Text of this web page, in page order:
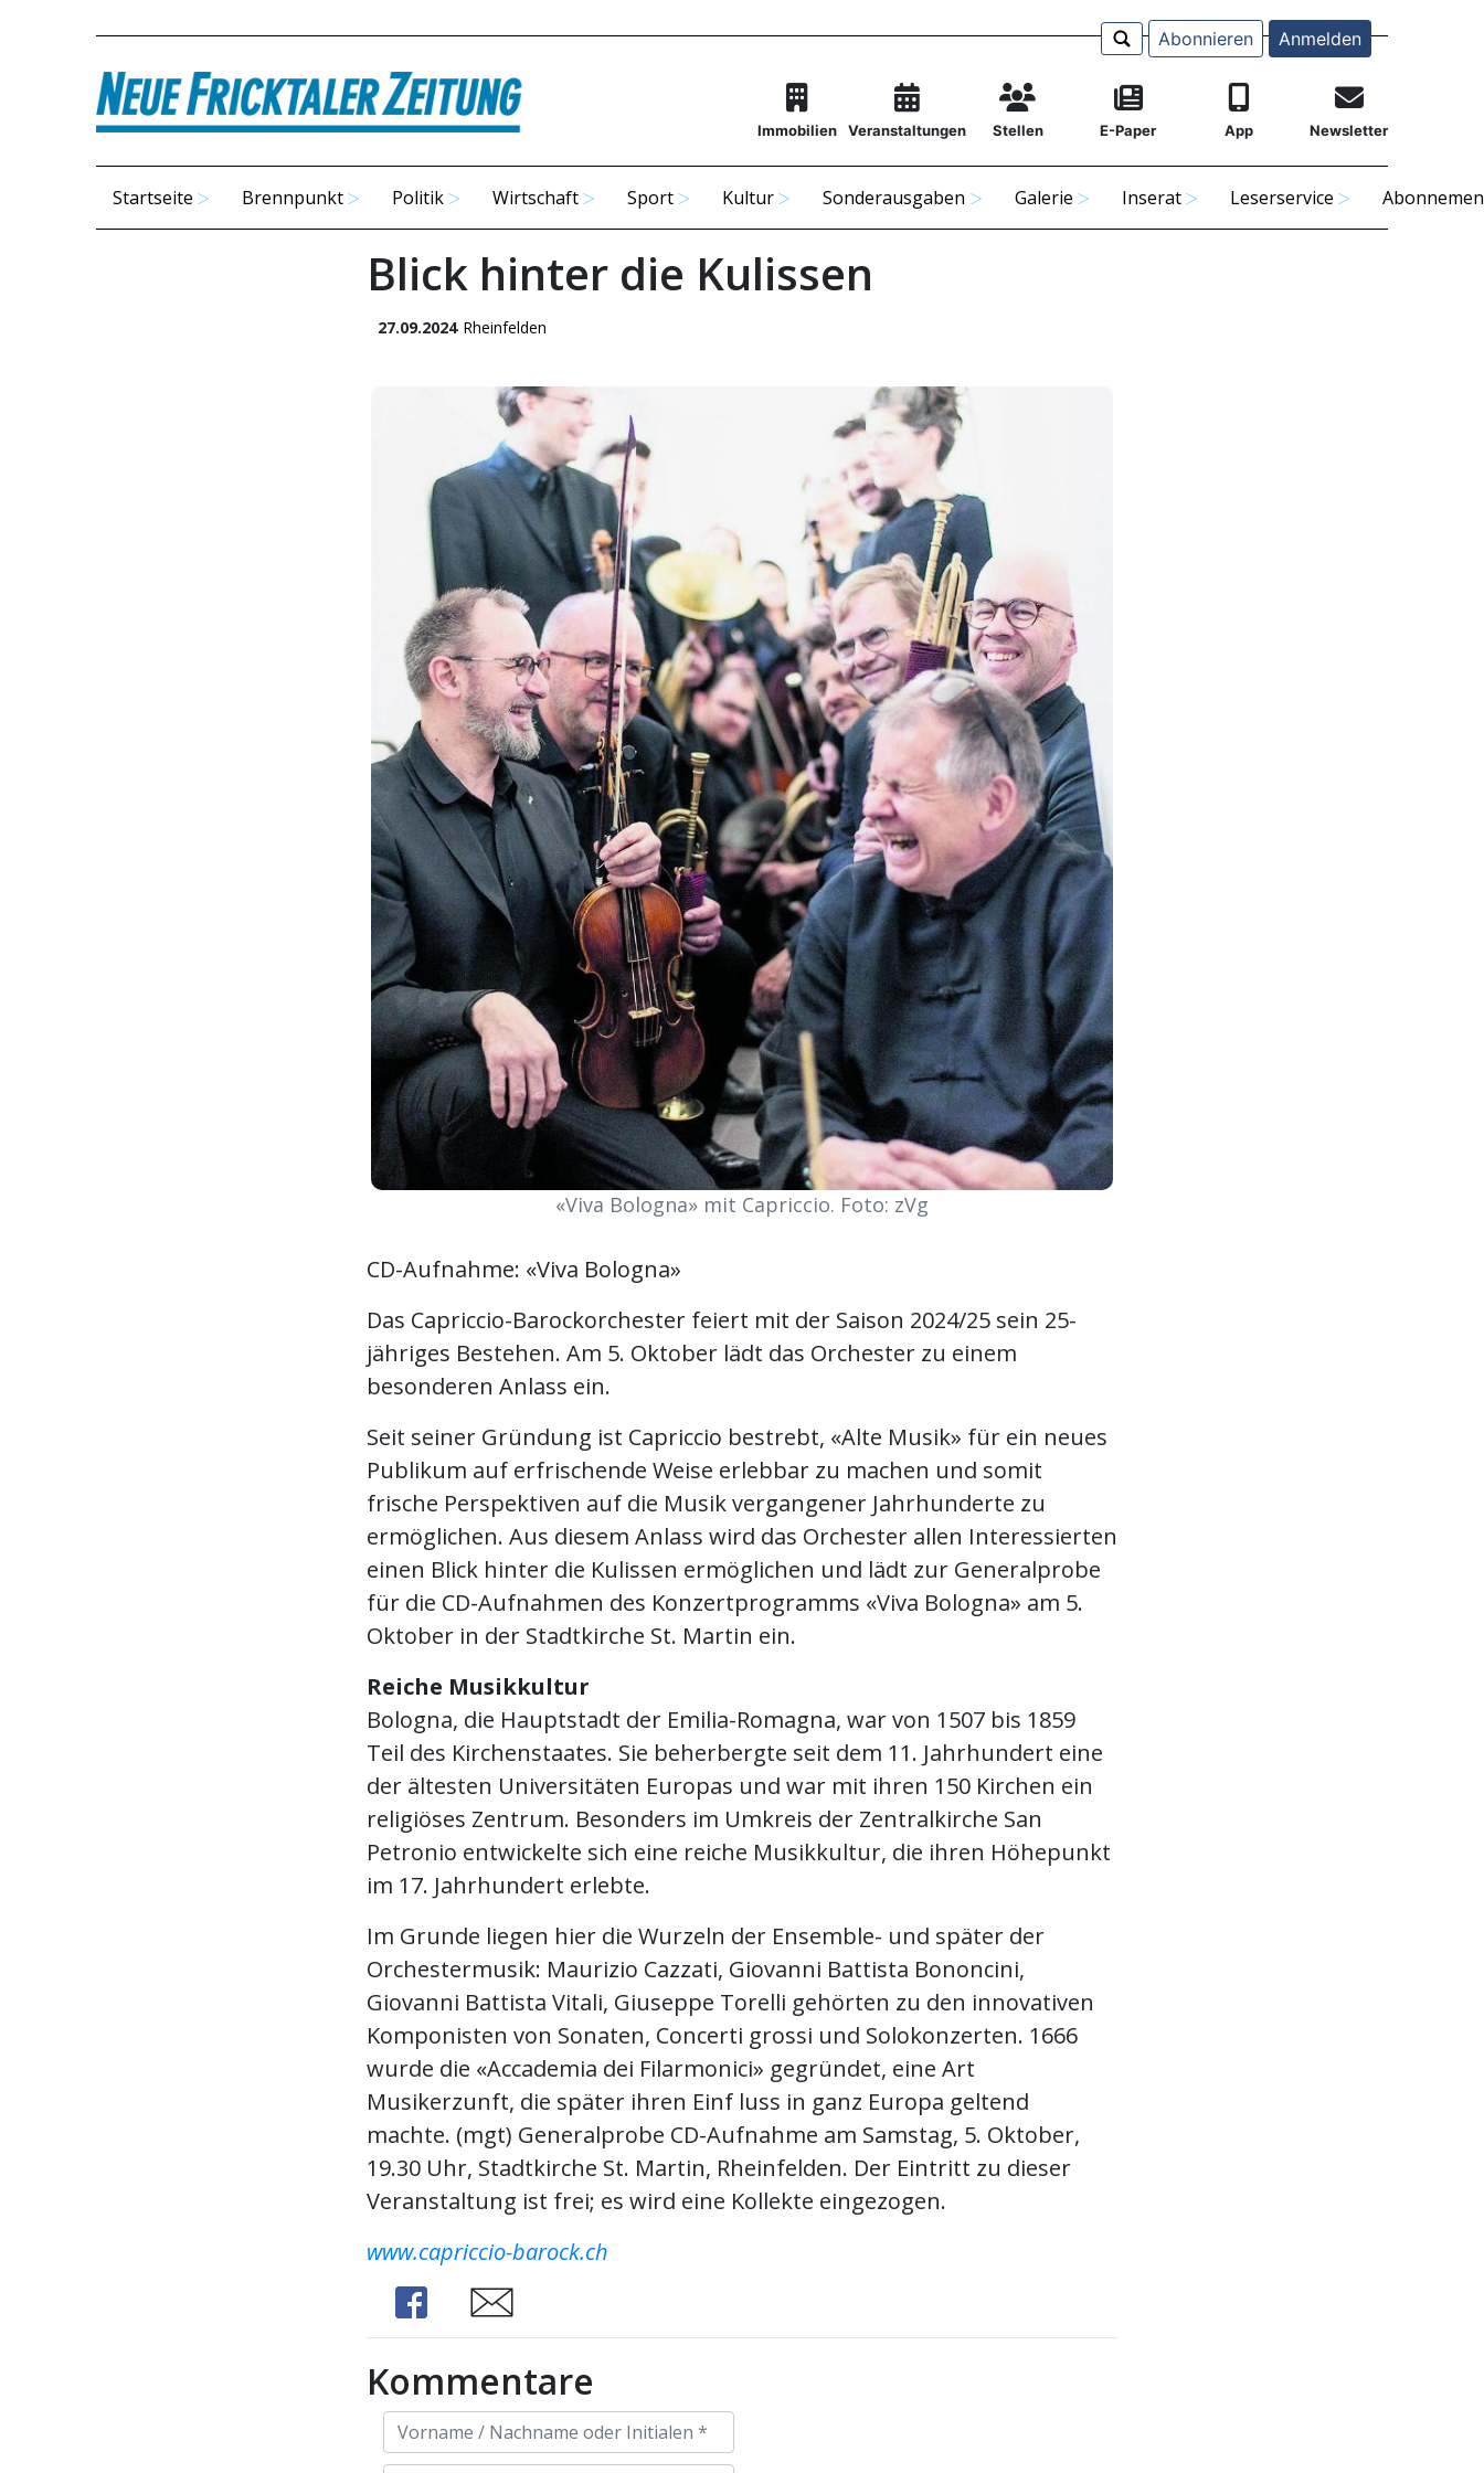
Abonnieren Anmelden
Immobilien Veranstaltungen Stellen E-Paper App Newsletter
Startseite Brennpunkt Politik Wirtschaft Sport Kultur Sonderausgaben Galerie Inserat Leserservice
Blick hinter die Kulissen
27.09.2024 Rheinfelden
«Viva Bologna» mit Capriccio. Foto: zVg
CD-Aufnahme: «Viva Bologna»
Das Capriccio-Barockorchester feiert mit der Saison 2024/25 sein 25-
jähriges Bestehen. Am 5. Oktober lädt das Orchester zu einem
besonderen Anlass ein.
Seit seiner Gründung ist Capriccio bestrebt, «Alte Musik» für ein neues
Publikum auf erfrischende Weise erlebbar zu machen und somit
frische Perspektiven auf die Musik vergangener Jahrhunderte zu
ermöglichen. Aus diesem Anlass wird das Orchester allen Interessierten
einen Blick hinter die Kulissen ermöglichen und lädt zur Generalprobe
für die CD-Aufnahmen des Konzertprogramms «Viva Bologna» am 5.
Oktober in der Stadtkirche St. Martin ein.
Reiche Musikkultur
Bologna, die Hauptstadt der Emilia-Romagna, war von 1507 bis 1859
Teil des Kirchenstaates. Sie beherbergte seit dem 11. Jahrhundert eine
der ältesten Universitäten Europas und war mit ihren 150 Kirchen ein
religiöses Zentrum. Besonders im Umkreis der Zentralkirche San
Petronio entwickelte sich eine reiche Musikkultur, die ihren Höhepunkt
im 17. Jahrhundert erlebte.
Im Grunde liegen hier die Wurzeln der Ensemble- und später der
Orchestermusik: Maurizio Cazzati, Giovanni Battista Bononcini,
Giovanni Battista Vitali, Giuseppe Torelli gehörten zu den innovativen
Komponisten von Sonaten, Concerti grossi und Solokonzerten. 1666
wurde die «Accademia dei Filarmonici» gegründet, eine Art
Musikerzunft, die später ihren Einf luss in ganz Europa geltend
machte. (mgt) Generalprobe CD-Aufnahme am Samstag, 5. Oktober,
19.30 Uhr, Stadtkirche St. Martin, Rheinfelden. Der Eintritt zu dieser
Veranstaltung ist frei; es wird eine Kollekte eingezogen.
www.capriccio-barock.ch
Share
Share
Kommentare